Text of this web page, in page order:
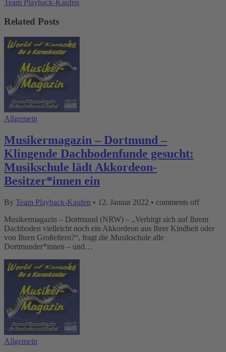
Team Playback-Kaufen
Related Posts
Allgemein
Musikermagazin – Dortmund –
Klingende Dachbodenfunde gesucht:
Musikschule lädt Akkordeon-
Besitzer*innen ein
By Team Playback-Kaufen • 12. Januar 2022 • comments off
Musikermagazin – Dortmund (NRW) – „Verbirgt sich auf Ihrem
Dachboden vielleicht noch ein Akkordeon aus Ihrer Kindheit oder
von Ihren Großeltern?“, fragt die Musikschule alle
Dortmunder*innen – und…
Allgemein